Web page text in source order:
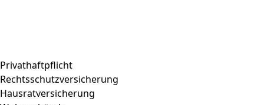
Privathaftpflicht
Rechtsschutzversicherung
Hausratversicherung